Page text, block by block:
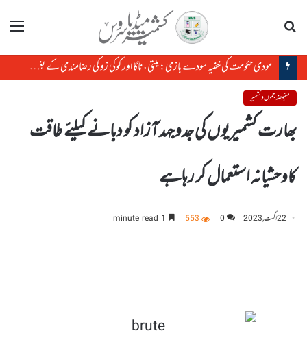
مینو
مقبوضہ جموں و کشمیر
بھارت کشمیریوں کی جدوجہد آزاد کو دبانے کیلئے طاقت
کاوحشیانہ استعمال کر رہاہے
22 اگست, 2023 0
553